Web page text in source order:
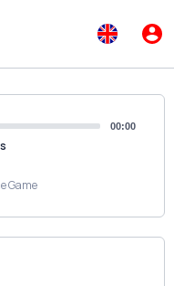
00:00
Game